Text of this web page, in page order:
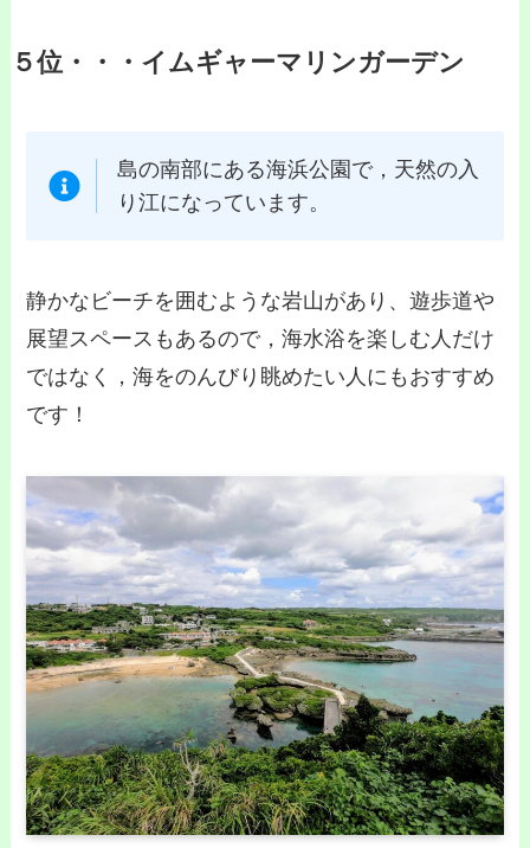
５位・・・イムギャーマリンガーデン
島の南部にある海浜公園で，天然の入
り江になっています。
静かなビーチを囲むような岩山があり、遊歩道や
展望スペースもあるので，海水浴を楽しむ人だけ
ではなく，海をのんびり眺めたい人にもおすすめ
です！